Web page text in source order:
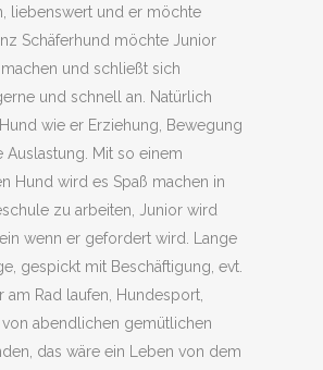
liebenswert und er möchte
Schäferhund möchte Junior
und schließt sich
und schnell an. Natürlich
wie er Erziehung, Bewegung
Auslastung. Mit so einem
Hund wird es Spaß machen in
zu arbeiten, Junior wird
wenn er gefordert wird. Lange
gespickt mit Beschäftigung, evt.
am Rad laufen, Hundesport,
abendlichen gemütlichen
das wäre ein Leben von dem